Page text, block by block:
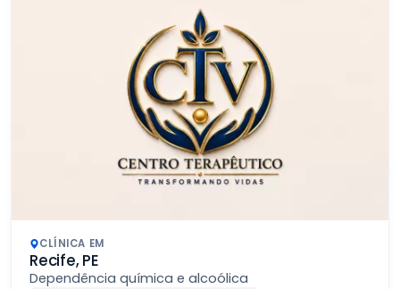
CLÍNICA EM
Recife, PE
Dependência química e alcoólica